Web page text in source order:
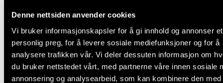
Denne nettsiden anvender cookies
Vi bruker informasjonskapsler for å gi innhold og annonser et
personlig preg, for å levere sosiale mediefunksjoner og for å
analysere trafikken vår. Vi deler dessuten informasjon om
du bruker nettstedet vårt, med partnerne våre innen sosiale
annonsering og analysearbeid, som kan kombinere den med
Henning Lad (gitar)
Omtale